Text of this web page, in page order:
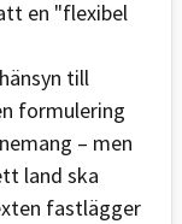
en "flexibel
till
formulering
– men
land ska
fastlägger